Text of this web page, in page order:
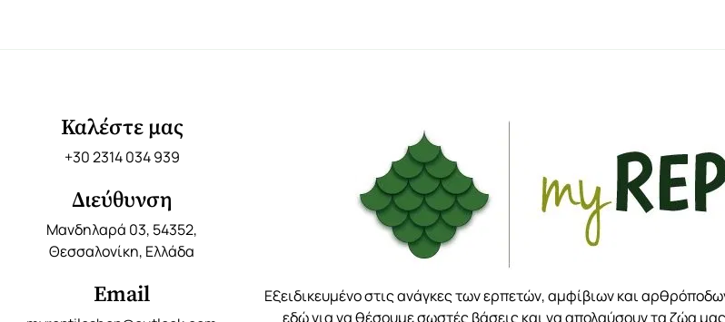
Καλέστε μας
+30 2314 034 939
Διεύθυνση
Μανδηλαρά 03, 54352,
Θεσσαλονίκη, Ελλάδα
Email
Εξειδικευμένο στις ανάγκες των ερπετών, αμφίβιων και
εδώ για να θέσουμε σωστές βάσεις και να απολαύσουν τα ζώα